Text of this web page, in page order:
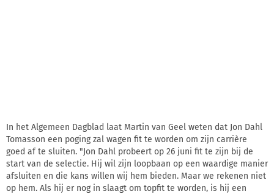
In het Algemeen Dagblad laat Martin van Geel weten dat Jon Dahl
Tomasson een poging zal wagen fit te worden om zijn carrière
goed af te sluiten. "Jon Dahl probeert op 26 juni fit te zijn bij de
start van de selectie. Hij wil zijn loopbaan op een waardige manier
afsluiten en die kans willen wij hem bieden. Maar we rekenen niet
op hem. Als hij er nog in slaagt om topfit te worden, is hij een